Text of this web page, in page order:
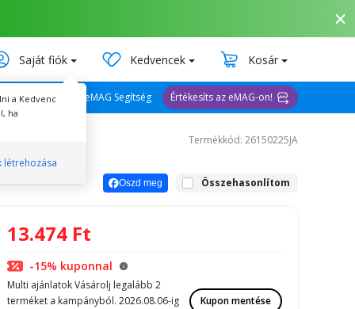
Saját fiók Kedvencek Kosár
eMAG Segítség Értékesíts az eMAG-on!
Termékkód: 26150225JA
Oszd meg Összehasonlítom
13.474 Ft
-15% kuponnal
Multi ajánlatok Vásárolj legalább 2
terméket a kampányból. 2026.08.06-ig
Kupon mentése
a Kedvenc
ha
létrehozása